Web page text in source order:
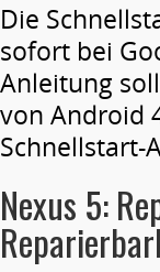
Die
sofort bei
Anleitung
von Android
Schnellstart-
Nexus 5: